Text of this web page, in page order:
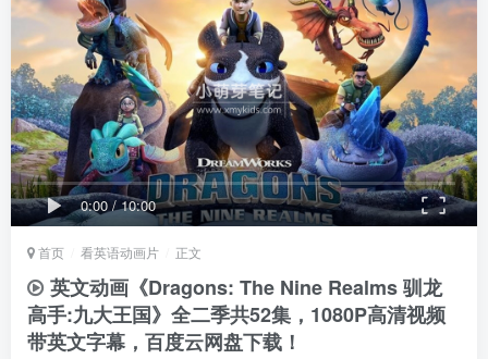
0:00/10:00
首页 看英语动画片 正文
英文动画《Dragons: The Nine Realms 驯龙
高手:九大王国》全二季共52集，1080P高清视频
带英文字幕，百度云网盘下载！